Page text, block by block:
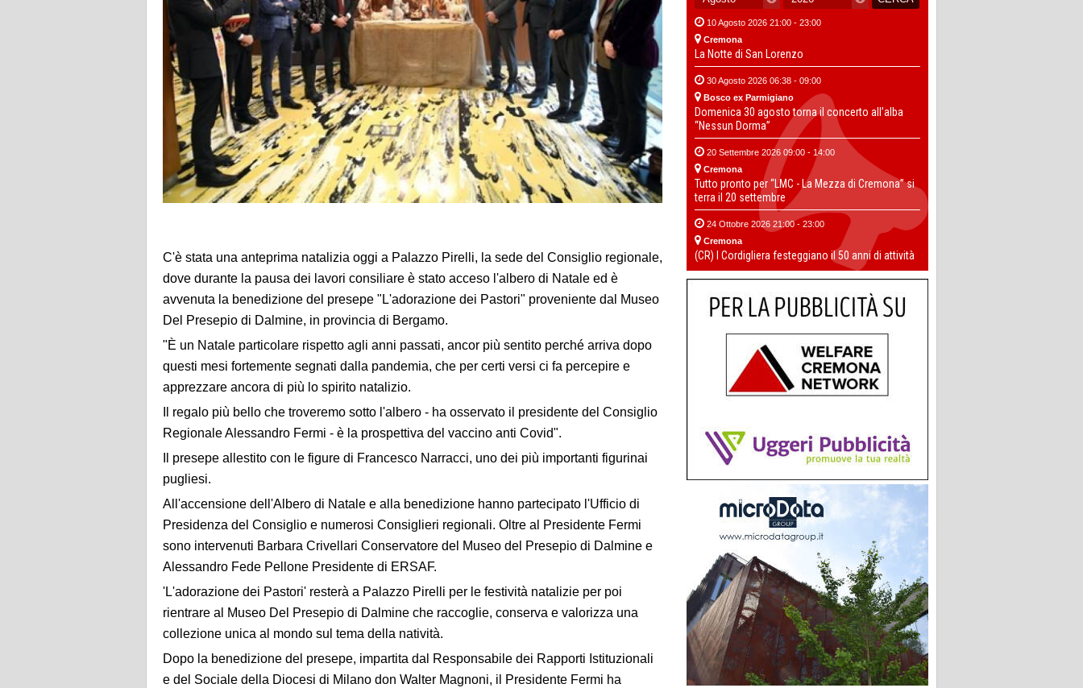
C'è stata una anteprima natalizia oggi a Palazzo Pirelli, la sede del Consiglio regionale,
dove durante la pausa dei lavori consiliare è stato acceso l'albero di Natale ed è
avvenuta la benedizione del presepe "L'adorazione dei Pastori" proveniente dal Museo
Del Presepio di Dalmine, in provincia di Bergamo.
"È un Natale particolare rispetto agli anni passati, ancor più sentito perché arriva dopo
questi mesi fortemente segnati dalla pandemia, che per certi versi ci fa percepire e
apprezzare ancora di più lo spirito natalizio.
Il regalo più bello che troveremo sotto l'albero - ha osservato il presidente del Consiglio
Regionale Alessandro Fermi - è la prospettiva del vaccino anti Covid".
Il presepe allestito con le figure di Francesco Narracci, uno dei più importanti figurinai
pugliesi.
All'accensione dell'Albero di Natale e alla benedizione hanno partecipato l'Ufficio di
Presidenza del Consiglio e numerosi Consiglieri regionali. Oltre al Presidente Fermi
sono intervenuti Barbara Crivellari Conservatore del Museo del Presepio di Dalmine e
Alessandro Fede Pellone Presidente di ERSAF.
'L'adorazione dei Pastori' resterà a Palazzo Pirelli per le festività natalizie per poi
rientrare al Museo Del Presepio di Dalmine che raccoglie, conserva e valorizza una
collezione unica al mondo sul tema della natività.
Dopo la benedizione del presepe, impartita dal Responsabile dei Rapporti Istituzionali
e del Sociale della Diocesi di Milano don Walter Magnoni, il Presidente Fermi ha
10 Agosto 2026 21:00 - 23:00
Cremona
La Notte di San Lorenzo
30 Agosto 2026 06:38 - 09:00
Bosco ex Parmigiano
Domenica 30 agosto torna il concerto all’alba
“Nessun Dorma”
20 Settembre 2026 09:00 - 14:00
Cremona
Tutto pronto per “LMC - La Mezza di Cremona” si
terra il 20 settembre
24 Ottobre 2026 21:00 - 23:00
Cremona
(CR) I Cordigliera festeggiano il 50 anni di attività